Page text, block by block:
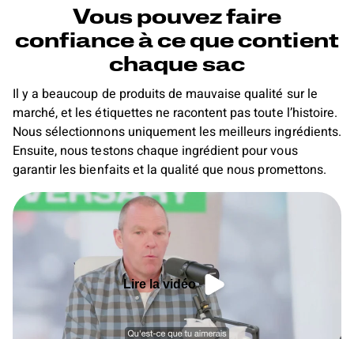
Vous pouvez faire
confiance à ce que contient
chaque sac
Il y a beaucoup de produits de mauvaise qualité sur le
marché, et les étiquettes ne racontent pas toute l’histoire.
Nous sélectionnons uniquement les meilleurs ingrédients.
Ensuite, nous testons chaque ingrédient pour vous
garantir les bienfaits et la qualité que nous promettons.
Lire la vidéo